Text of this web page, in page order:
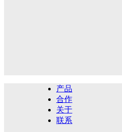
产品
合作
关于
联系